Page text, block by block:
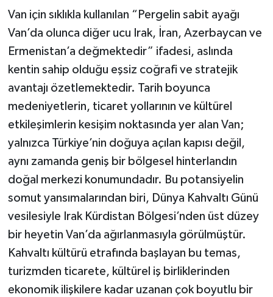
Van için sıklıkla kullanılan “Pergelin sabit ayağı
Van’da olunca diğer ucu Irak, İran, Azerbaycan ve
Ermenistan’a değmektedir” ifadesi, aslında
kentin sahip olduğu eşsiz coğrafi ve stratejik
avantajı özetlemektedir. Tarih boyunca
medeniyetlerin, ticaret yollarının ve kültürel
etkileşimlerin kesişim noktasında yer alan Van;
yalnızca Türkiye’nin doğuya açılan kapısı değil,
aynı zamanda geniş bir bölgesel hinterlandın
doğal merkezi konumundadır. Bu potansiyelin
somut yansımalarından biri, Dünya Kahvaltı Günü
vesilesiyle Irak Kürdistan Bölgesi’nden üst düzey
bir heyetin Van’da ağırlanmasıyla görülmüştür.
Kahvaltı kültürü etrafında başlayan bu temas,
turizmden ticarete, kültürel iş birliklerinden
ekonomik ilişkilere kadar uzanan çok boyutlu bir